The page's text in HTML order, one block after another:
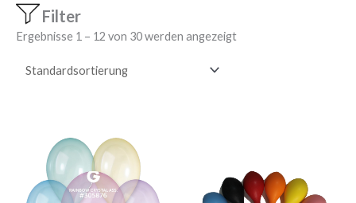
Filter
Showing 1–24 of 30 results